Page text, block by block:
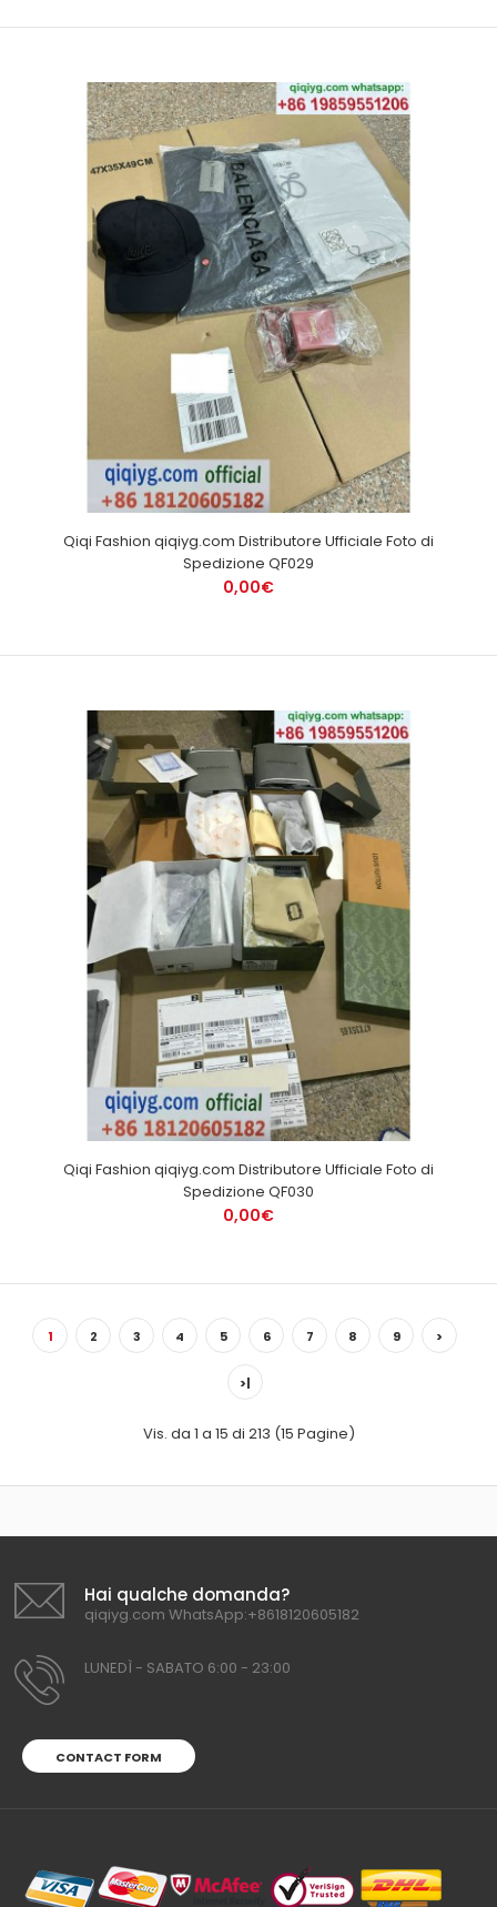
Qiqi Fashion qiqiyg.com Distributore Ufficiale Foto di
Spedizione QF029
0,00€
Qiqi Fashion qiqiyg.com Distributore Ufficiale Foto di
Spedizione QF030
0,00€
1 2 3 4 5 6 7 8 9 >
>|
Vis. da 1 a 15 di 213 (15 Pagine)
Hai qualche domanda?
qiqiyg.com WhatsApp:+8618120605182
LUNEDÌ - SABATO 6:00 - 23:00
CONTACT FORM